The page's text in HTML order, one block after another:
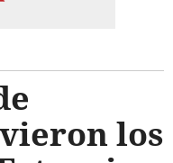
los